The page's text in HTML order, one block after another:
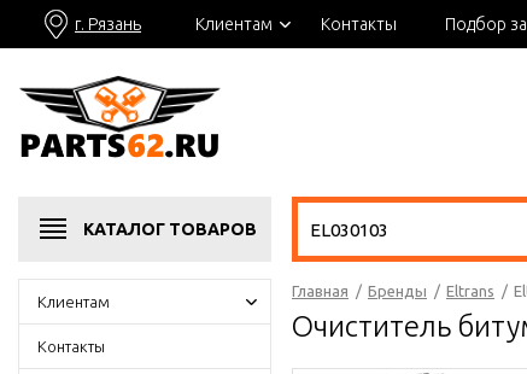
г. Рязань Клиентам Контакты Подбор
КАТАЛОГ ТОВАРОВ
Клиентам
Контакты
Главная / Бренды / Eltrans /
Очиститель